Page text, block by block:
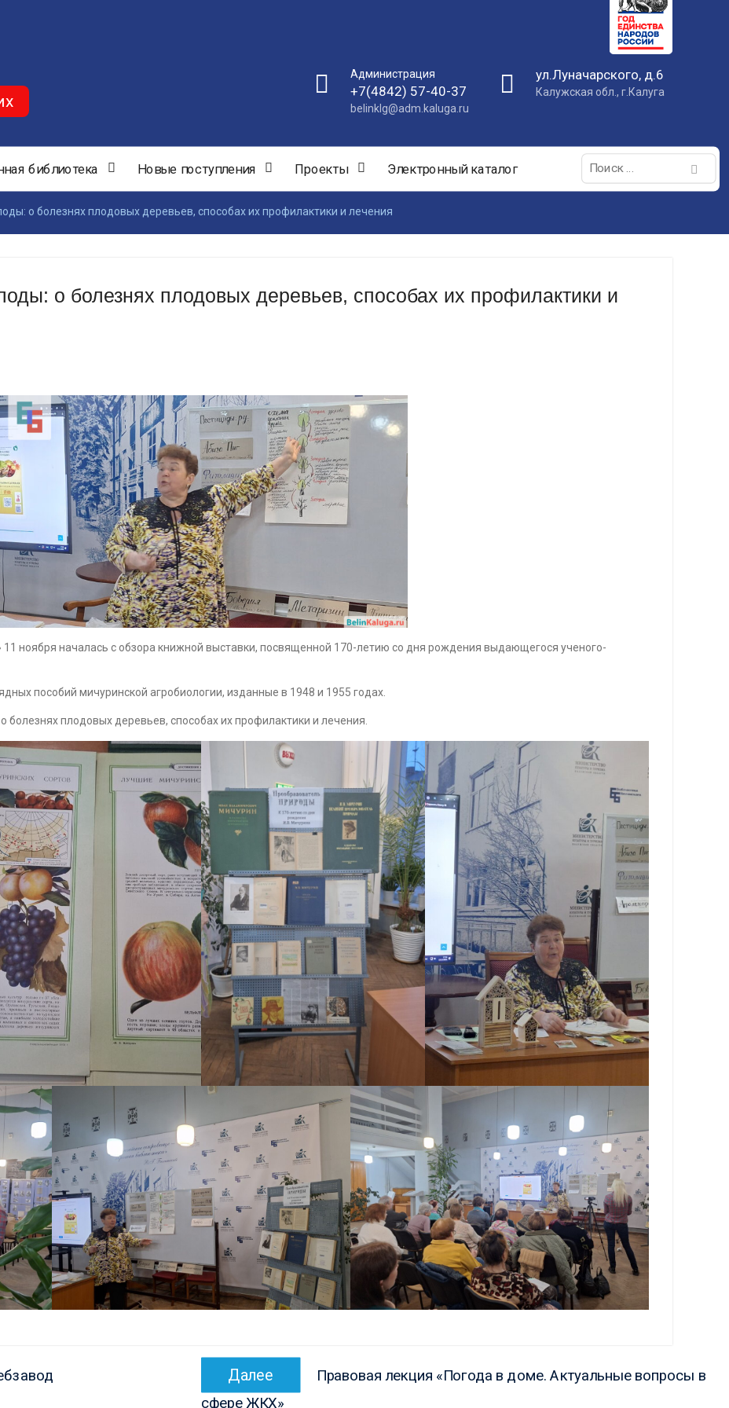
Администрация
+7(4842) 57-40-37
belinklg@adm.kaluga.ru
ул.Луначарского, д.6
Калужская обл., г.Калуга
библиотека Новые поступления Проекты Электронный каталог
Поиск:
о болезнях плодовых деревьев, способах их профилактики и лечения
о болезнях плодовых деревьев, способах их профилактики и
ноября началась с обзора книжной выставки, посвященной 170-летию со дня рождения выдающегося ученого-
пособий мичуринской агробиологии, изданные в 1948 и 1955 годах.
плодовых деревьев, способах их профилактики и лечения.
Далее
запись:
Правовая лекция «Погода в доме. Актуальные вопросы в
сфере ЖКХ»